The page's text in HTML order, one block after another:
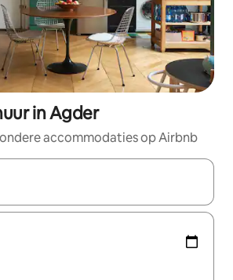
in Agder
accommodaties op Airbnb
beschikbaar zijn, maak je een keuze